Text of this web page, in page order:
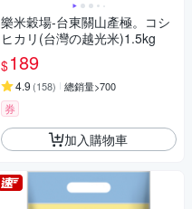
樂米穀場-台東關山產極。コシ
ヒカリ(台灣の越光米)1.5kg
$189
4.9 (158) 總銷量>700
券
加入購物車